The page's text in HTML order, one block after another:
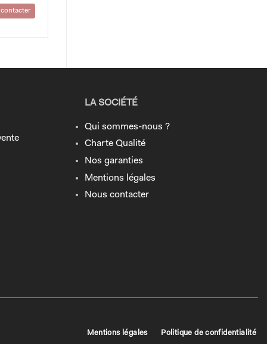
LA SOCIÉTÉ
Qui sommes-nous ?
Charte Qualité
Nos garanties
Mentions légales
Nous contacter
Mentions légales Politique de confidentialité